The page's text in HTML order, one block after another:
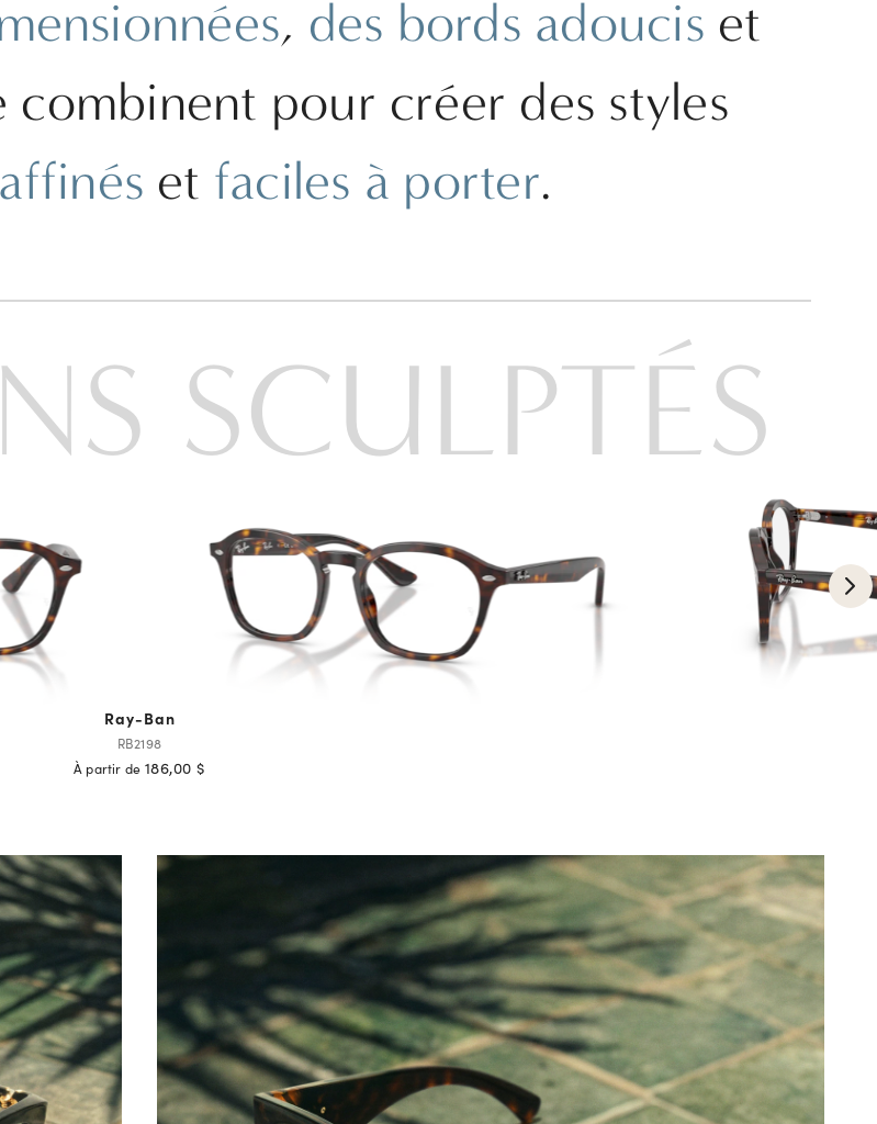
, des bords adoucis et
combinent pour créer des styles
et faciles à porter.
Ray-Ban
RB2198
À partir de 186,00 $
SCULPTÉS